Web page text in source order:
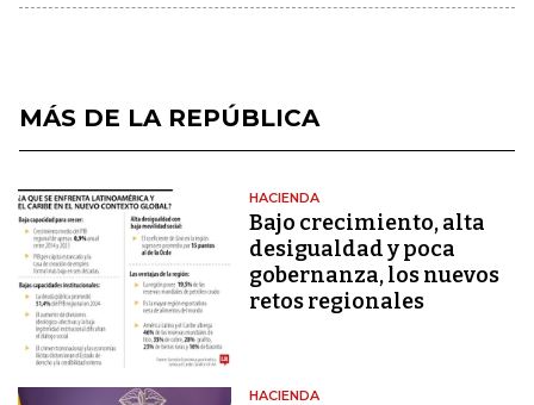
MÁS DE LA REPÚBLICA
HACIENDA
Bajo crecimiento, alta
desigualdad y poca
gobernanza, los nuevos
retos regionales
HACIENDA